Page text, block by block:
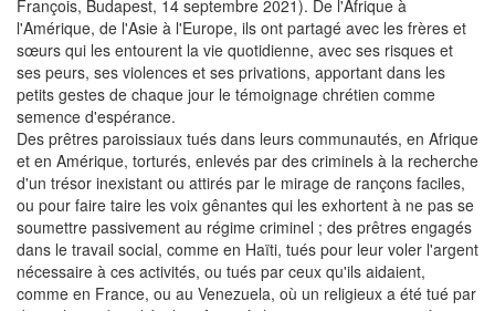
François, Budapest, 14 septembre 2021). De l'Afrique à
l'Amérique, de l'Asie à l'Europe, ils ont partagé avec les frères et
sœurs qui les entourent la vie quotidienne, avec ses risques et
ses peurs, ses violences et ses privations, apportant dans les
petits gestes de chaque jour le témoignage chrétien comme
semence d'espérance.
Des prêtres paroissiaux tués dans leurs communautés, en Afrique
et en Amérique, torturés, enlevés par des criminels à la recherche
d'un trésor inexistant ou attirés par le mirage de rançons faciles,
ou pour faire taire les voix gênantes qui les exhortent à ne pas se
soumettre passivement au régime criminel ; des prêtres engagés
dans le travail social, comme en Haïti, tués pour leur voler l'argent
nécessaire à ces activités, ou tués par ceux qu'ils aidaient,
comme en France, ou au Venezuela, où un religieux a été tué par